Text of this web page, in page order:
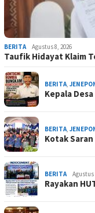
BERITA Agustus 8, 2026
Taufik Hidayat Klaim
BERITA
Kepala
BERITA
Kotak
BERITA Agustus
Rayakan